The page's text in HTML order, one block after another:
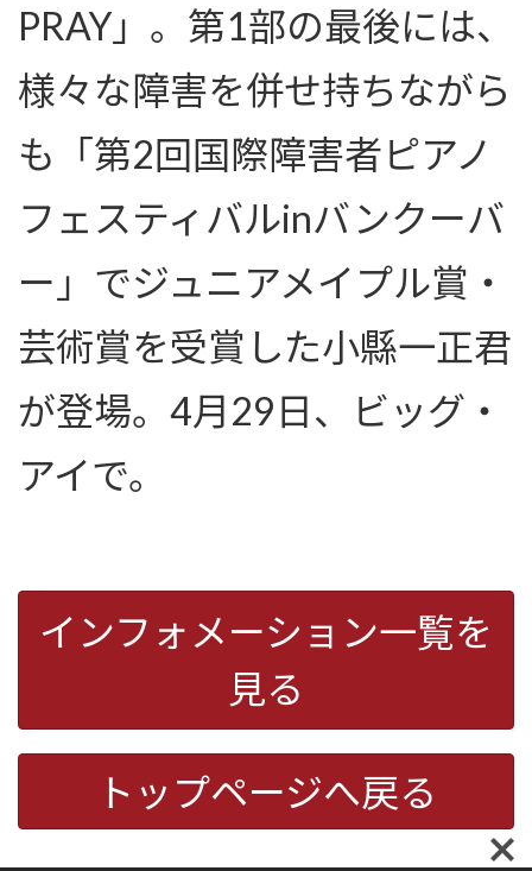
PRAY」。第1部の最後には、
様々な障害を併せ持ちながら
も「第2回国際障害者ピアノ
フェスティバルinバンクーバ
ー」でジュニアメイプル賞・
芸術賞を受賞した小縣一正君
が登場。4月29日、ビッグ・
アイで。
インフォメーション一覧を
見る
トップページへ戻る